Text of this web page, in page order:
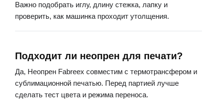
Важно подобрать иглу, длину стежка, лапку и
проверить, как машинка проходит утолщения.
Подходит ли неопрен для печати?
Да, Неопрен Fabreex совместим с термотрансфером и
сублимационной печатью. Перед партией лучше
сделать тест цвета и режима переноса.